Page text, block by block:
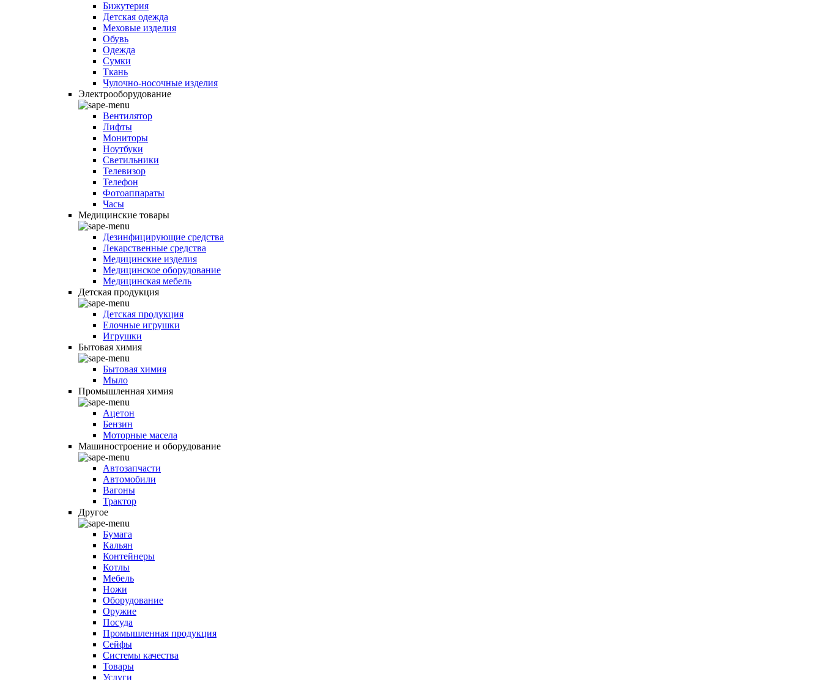
Бижутерия
Детская одежда
Меховые изделия
Обувь
Одежда
Сумки
Ткань
Чулочно-носочные изделия
Электрооборудование
Вентилятор
Лифты
Мониторы
Ноутбуки
Светильники
Телевизор
Телефон
Фотоаппараты
Часы
Медицинские товары
Дезинфицирующие средства
Лекарственные средства
Медицинские изделия
Медицинское оборудование
Медицинская мебель
Детская продукция
Детская продукция
Елочные игрушки
Игрушки
Бытовая химия
Бытовая химия
Мыло
Промышленная химия
Ацетон
Бензин
Моторные масела
Машиностроение и оборудование
Автозапчасти
Автомобили
Вагоны
Трактор
Другое
Бумага
Кальян
Контейнеры
Котлы
Мебель
Ножи
Оборудование
Оружие
Посуда
Промышленная продукция
Сейфы
Системы качества
Товары
Услуги